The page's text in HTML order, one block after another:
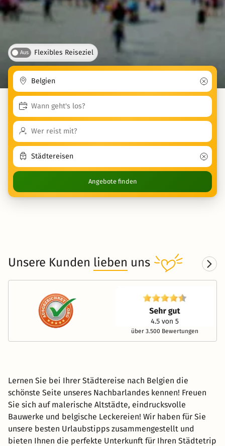
Aus Flexibles Reiseziel
Angebote finden
Unsere Kunden lieben uns
über 3.500 Bewertungen
Lernen Sie bei Ihrer Städtereise nach Belgien die
schönste Seite unseres Nachbarlandes kennen! Freuen
Sie sich auf malerische Altstädte, eindrucksvolle
Bauwerke und belgische Leckereien! Wir haben für Sie
unsere besten Urlaubstipps zusammengestellt und
bieten Ihnen die perfekte Unterkunft für Ihren Städtetrip